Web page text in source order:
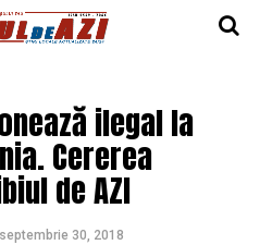
ilegal la
Cererea
de AZI
septembrie 30, 2018